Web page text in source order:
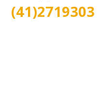
(41)2719303